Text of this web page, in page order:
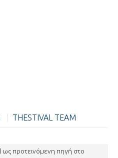
THESTIVAL TEAM
προτεινόμενη πηγή στο